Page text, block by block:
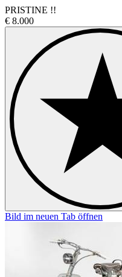
PRISTINE !!
€ 8.000
Bild im neuen Tab öffnen